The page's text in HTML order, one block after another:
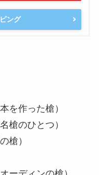
ング
を作った槍）
槍のひとつ）
槍）